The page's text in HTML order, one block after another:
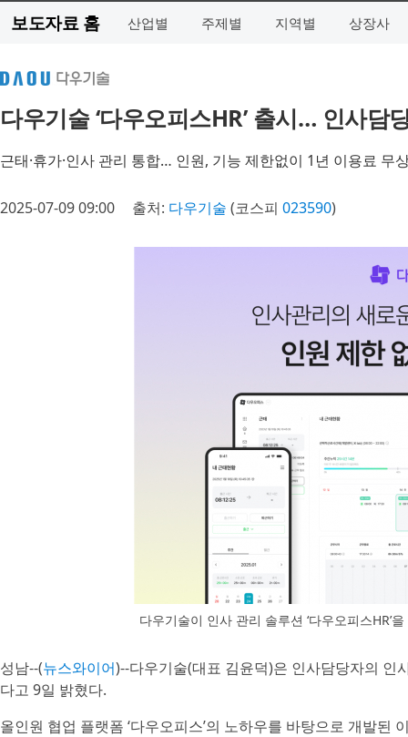
보도자료 홈 산업별 주제별 지역별 상장사
다우기술 ‘다우오피스HR’ 출시… 인사담
근태·휴가·인사 관리 통합… 인원, 기능 제한없이 1년 이용료 무
2025-07-09 09:00 출처: 다우기술 (코스피 023590)
다우기술이 인사 관리 솔루션 ‘다우오피스HR’
성남--(뉴스와이어)--다우기술(대표 김윤덕)은 인사담당자의 인
다고 9일 밝혔다.
올인원 협업 플랫폼 ‘다우오피스’의 노하우를 바탕으로 개발